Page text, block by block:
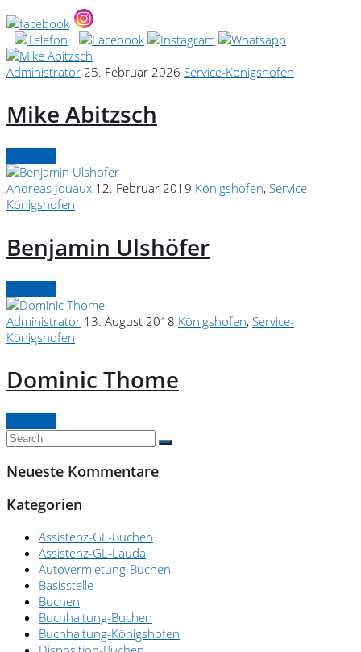
Administrator 25. Februar 2026 Service-Königshofen
Mike Abitzsch
Andreas Jouaux 12. Februar 2019 Königshofen, Service-
Königshofen
Benjamin Ulshöfer
Administrator 13. August 2018 Königshofen, Service-
Königshofen
Dominic Thome
Neueste Kommentare
Kategorien
Assistenz-GL-Buchen
Assistenz-GL-Lauda
Autovermietung-Buchen
Basisstelle
Buchen
Buchhaltung-Buchen
Buchhaltung-Königshofen